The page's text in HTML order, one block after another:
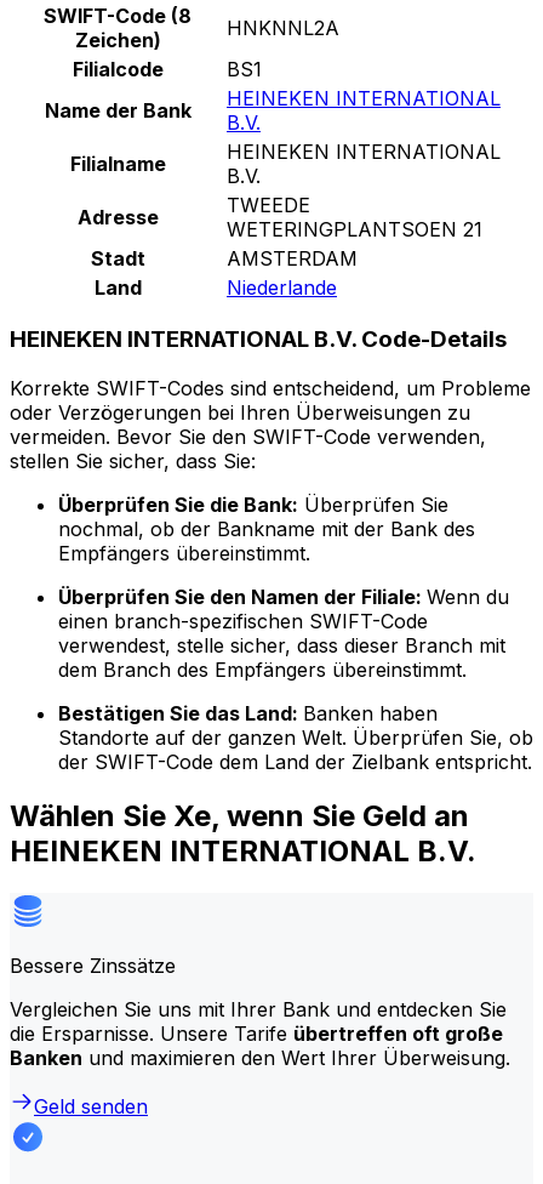
SWIFT-Code (8
Zeichen)
HNKNNL2A
Filialcode
BS1
Name der Bank
HEINEKEN INTERNATIONAL
B.V.
Filialname
HEINEKEN INTERNATIONAL
B.V.
Adresse
TWEEDE
WETERINGPLANTSOEN 21
Stadt
AMSTERDAM
Land
Niederlande
HEINEKEN INTERNATIONAL B.V. Code-Details
Korrekte SWIFT-Codes sind entscheidend, um Probleme
oder Verzögerungen bei Ihren Überweisungen zu
vermeiden. Bevor Sie den SWIFT-Code verwenden,
stellen Sie sicher, dass Sie:
Überprüfen Sie die Bank: Überprüfen Sie
nochmal, ob der Bankname mit der Bank des
Empfängers übereinstimmt.
Überprüfen Sie den Namen der Filiale: Wenn du
einen branch-spezifischen SWIFT-Code
verwendest, stelle sicher, dass dieser Branch mit
dem Branch des Empfängers übereinstimmt.
Bestätigen Sie das Land: Banken haben
Standorte auf der ganzen Welt. Überprüfen Sie, ob
der SWIFT-Code dem Land der Zielbank entspricht.
Wählen Sie Xe, wenn Sie Geld an
HEINEKEN INTERNATIONAL B.V.
Bessere Zinssätze
Vergleichen Sie uns mit Ihrer Bank und entdecken Sie
die Ersparnisse. Unsere Tarife übertreffen oft große
Banken und maximieren den Wert Ihrer Überweisung.
Geld senden